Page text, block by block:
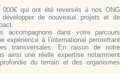
000€ qui ont été reversés à nos ONG
de nouveaux projets et de
accompagnons dans votre parcours
expérience à l’international permettant
transversales. En raison de notre
ainsi une réelle expertise notamment
du terrain et des organismes